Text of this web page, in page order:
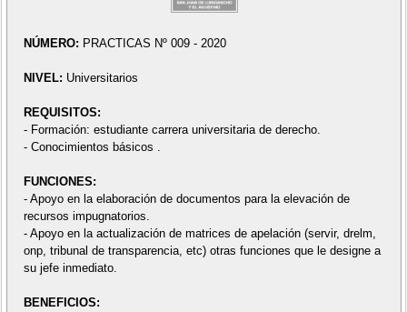
NÚMERO: PRACTICAS Nº 009 - 2020
NIVEL: Universitarios
REQUISITOS:
- Formación: estudiante carrera universitaria de derecho.
- Conocimientos básicos .
FUNCIONES:
- Apoyo en la elaboración de documentos para la elevación de
recursos impugnatorios.
- Apoyo en la actualización de matrices de apelación (servir, drelm,
onp, tribunal de transparencia, etc) otras funciones que le designe a
su jefe inmediato.
BENEFICIOS: